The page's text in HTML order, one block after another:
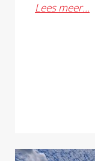
Lees meer…